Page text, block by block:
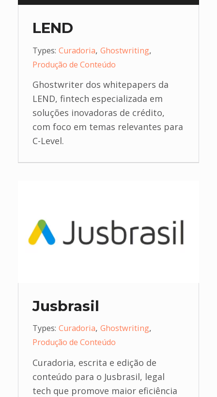
LEND
Types: Curadoria, Ghostwriting,
Produção de Conteúdo
Ghostwriter dos whitepapers da
LEND, fintech especializada em
soluções inovadoras de crédito,
com foco em temas relevantes para
C-Level.
Jusbrasil
Types: Curadoria, Ghostwriting,
Produção de Conteúdo
Curadoria, escrita e edição de
conteúdo para o Jusbrasil, legal
tech que promove maior eficiência